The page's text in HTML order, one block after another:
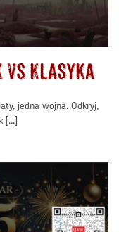
vs Klasyka
jedna wojna. Odkryj,
[...]